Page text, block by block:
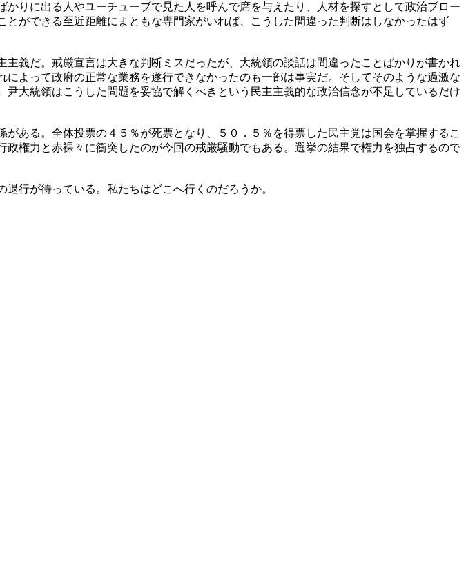
りに出る人やユーチューブで見た人を呼んで席を与えたり、人材を探すとして政治ブロー
ができる至近距離にまともな専門家がいれば、こうした間違った判断はしなかったはず
義だ。戒厳宣言は大きな判断ミスだったが、大統領の談話は間違ったことばかりが書かれ
よって政府の正常な業務を遂行できなかったのも一部は事実だ。そしてそのような過激な
大統領はこうした問題を妥協で解くべきという民主主義的な政治信念が不足しているだけ
ある。全体投票の４５％が死票となり、５０．５％を得票した民主党は国会を掌握するこ
権力と赤裸々に衝突したのが今回の戒厳騒動でもある。選挙の結果で権力を独占するので
行が待っている。私たちはどこへ行くのだろうか。